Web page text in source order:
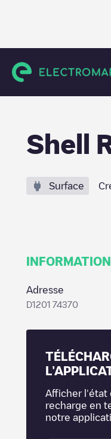
Charging stations
Shell
Surface
Adresse
D1201 74370
Afficher l'état
recharge en
notre